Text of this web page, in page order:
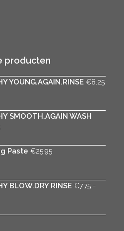
producten
YOUNG.AGAIN.RINSE €8.25
SMOOTH.AGAIN WASH
Prijsklasse:
totPaste €25.95
BLOW.DRY RINSE €7.75 -